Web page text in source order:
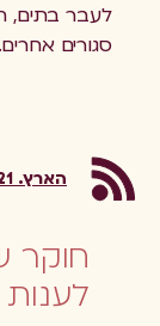
לעבר בתים,
סגורים
הארץ. 27.01.21
חוקר